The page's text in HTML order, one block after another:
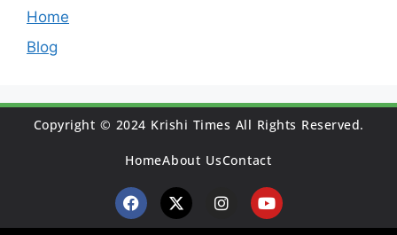
Home
Blog
Copyright © 2024 Krishi Times All Rights Reserved.
HomeAbout UsContact